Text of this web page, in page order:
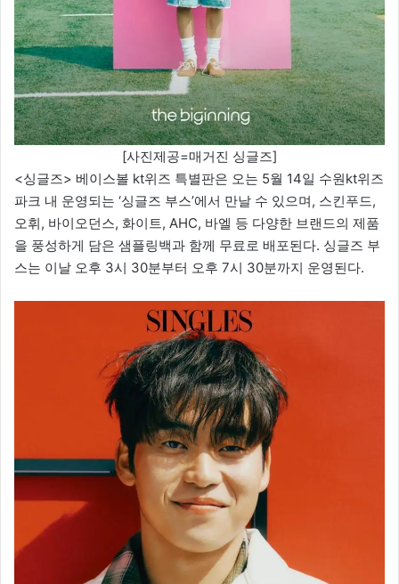
[사진제공=매거진 싱글즈]
<싱글즈> 베이스볼 kt위즈 특별판은 오는 5월 14일 수원kt위즈
파크 내 운영되는 ‘싱글즈 부스’에서 만날 수 있으며, 스킨푸드,
오휘, 바이오던스, 화이트, AHC, 바엘 등 다양한 브랜드의 제품
을 풍성하게 담은 샘플링백과 함께 무료로 배포된다. 싱글즈 부
스는 이날 오후 3시 30분부터 오후 7시 30분까지 운영된다.